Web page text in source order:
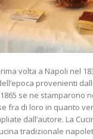
volta a Napoli nel
provenienti
se ne stamparono
fra di loro in quanto
dall’autore. La
tradizionale